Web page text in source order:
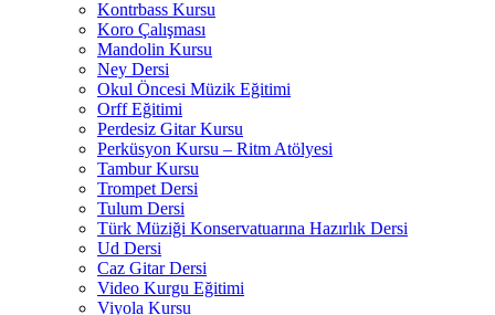
Kontrbass Kursu
Koro Çalışması
Mandolin Kursu
Ney Dersi
Okul Öncesi Müzik Eğitimi
Orff Eğitimi
Perdesiz Gitar Kursu
Perküsyon Kursu – Ritm Atölyesi
Tambur Kursu
Trompet Dersi
Tulum Dersi
Türk Müziği Konservatuarına Hazırlık Dersi
Ud Dersi
Caz Gitar Dersi
Video Kurgu Eğitimi
Viyola Kursu